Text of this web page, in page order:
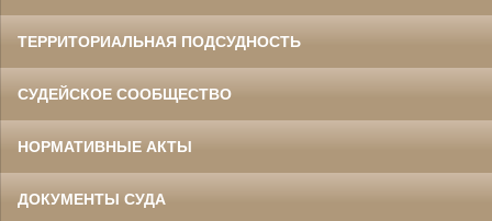
ТЕРРИТОРИАЛЬНАЯ ПОДСУДНОСТЬ
СУДЕЙСКОЕ СООБЩЕСТВО
НОРМАТИВНЫЕ АКТЫ
ДОКУМЕНТЫ СУДА